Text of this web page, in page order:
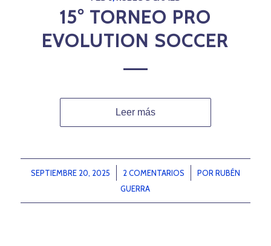
15° TORNEO PRO
EVOLUTION SOCCER
Leer más
SEPTIEMBRE 20, 2025
/ 2 COMENTARIOS
/ POR RUBÉN
GUERRA